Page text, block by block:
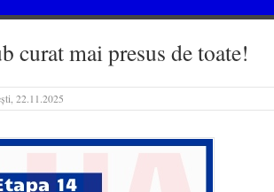
curat mai presus de toate!
22.11.2025